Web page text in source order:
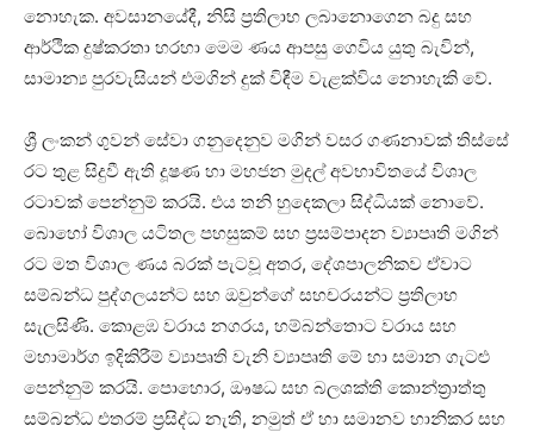
නොහැක. අවසානයේදී, නිසි ප්‍රතිලාභ ලබානොගෙන බදු සහ
ආර්ථික දුෂ්කරතා හරහා මෙම ණය ආපසු ගෙවිය යුතු බැවින්,
සාමාන්‍ය පුරවැසියන් එමගින් දුක් විඳීම වැළක්විය නොහැකි වේ.
ශ්‍රී ලංකන් ගුවන් සේවා ගනුදෙනුව මගින් වසර ගණනාවක් තිස්සේ
රට තුළ සිදුවී ඇති දූෂණ හා මහජන මුදල් අවභාවිතයේ විශාල
රටාවක් පෙන්නුම් කරයි. එය තනි හුදෙකලා සිද්ධියක් නොවේ.
බොහෝ විශාල යටිතල පහසුකම් සහ ප්‍රසම්පාදන ව්‍යාපෘති මගින්
රට මත විශාල ණය බරක් පැටවූ අතර, දේශපාලනිකව ඒවාට
සම්බන්ධ පුද්ගලයන්ට සහ ඔවුන්ගේ සහචරයන්ට ප්‍රතිලාභ
සැලසිණි. කොළඹ වරාය නගරය, හම්බන්තොට වරාය සහ
මහාමාර්ග ඉදිකිරීම් ව්‍යාපෘති වැනි ව්‍යාපෘති මේ හා සමාන ගැටළු
පෙන්නුම් කරයි. පොහොර, ඖෂධ සහ බලශක්ති කොන්ත්‍රාත්තු
සම්බන්ධ එතරම් ප්‍රසිද්ධ නැති, නමුත් ඒ හා සමානව හානිකර සහ